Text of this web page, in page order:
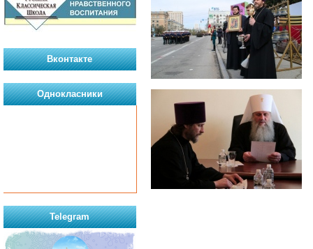
Вконтакте
Однокласники
Telegram